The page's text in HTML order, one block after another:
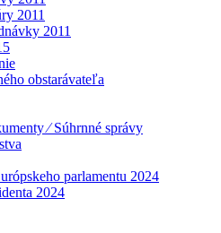
2011
2011
obstarávateľa
⁄ Súhrnné správy
parlamentu 2024
2024